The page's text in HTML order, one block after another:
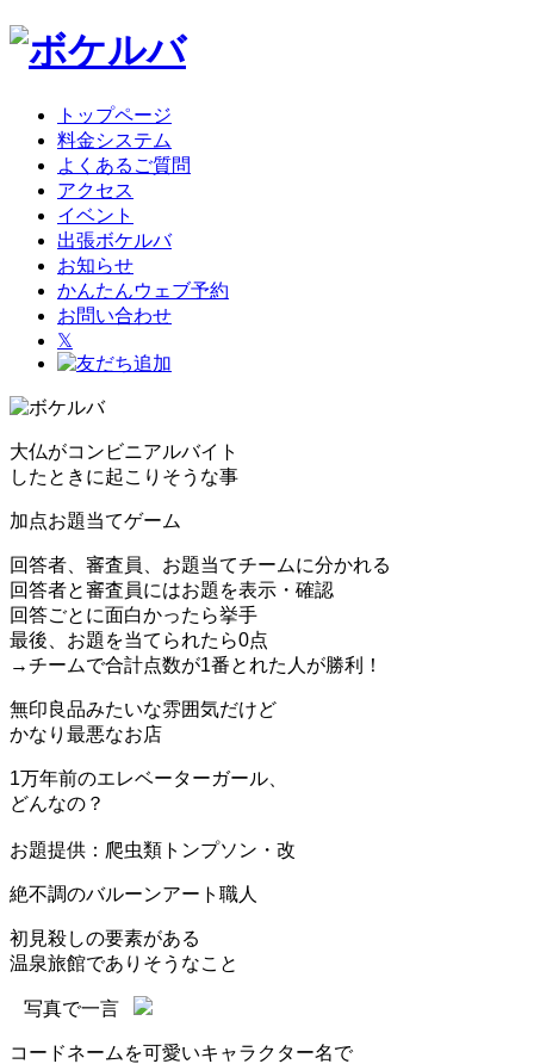
トップページ
料金システム
よくあるご質問
アクセス
イベント
出張ボケルバ
お知らせ
かんたんウェブ予約
お問い合わせ
𝕏
大仏がコンビニアルバイト
したときに起こりそうな事
加点お題当てゲーム
回答者、審査員、お題当てチームに分かれる
回答者と審査員にはお題を表示・確認
回答ごとに面白かったら挙手
最後、お題を当てられたら0点
→チームで合計点数が1番とれた人が勝利！
無印良品みたいな雰囲気だけど
かなり最悪なお店
1万年前のエレベーターガール、
どんなの？
お題提供：爬虫類トンプソン・改
絶不調のバルーンアート職人
初見殺しの要素がある
温泉旅館でありそうなこと
写真で一言
コードネームを可愛いキャラクター名で